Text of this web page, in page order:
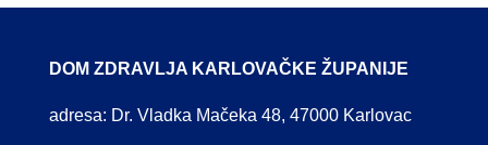
DOM ZDRAVLJA KARLOVAČKE ŽUPANIJE
adresa: Dr. Vladka Mačeka 48, 47000 Karlovac